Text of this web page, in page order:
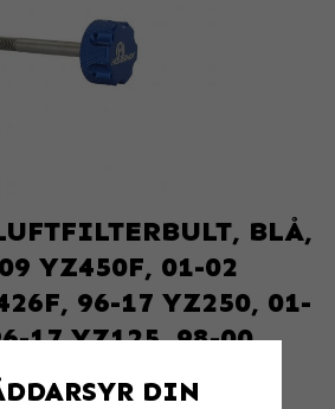
BLÅ,
YZ450F, 01-02
96-17 YZ250, 01-
17 YZ125, 98-00
DIN